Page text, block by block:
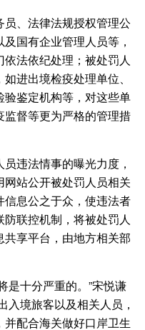
、法律法规授权管理公
国有企业管理人员等，
法依纪处理；被处罚人
进出境检疫处理单位、
鉴定机构等，对这些单
督等更为严格的管理措
违法情事的曝光力度，
站公开被处罚人员相关
息公之于众，使违法者
联控机制，将被处罚人
享平台，由地方相关部
十分严重的。”宋悦谦
入境旅客以及相关人员，
配合海关做好口岸卫生